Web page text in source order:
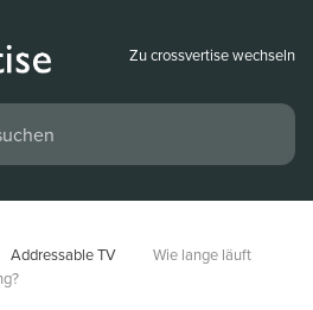
Zu crossvertise wechseln
Addressable TV
Wie lange läuft